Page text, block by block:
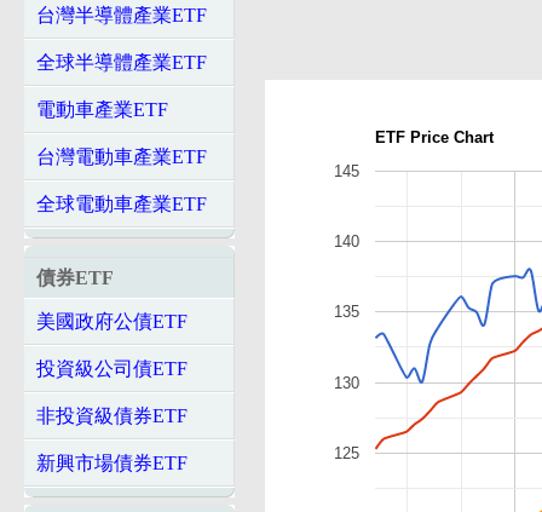
台灣半導體產業ETF
全球半導體產業ETF
電動車產業ETF
台灣電動車產業ETF
全球電動車產業ETF
債券ETF
美國政府公債ETF
投資級公司債ETF
非投資級債券ETF
新興市場債券ETF
ETF Price Chart
125
130
135
140
145